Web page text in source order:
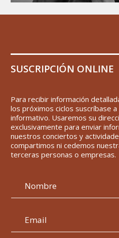
SUSCRIPCIÓN ONLINE
Para recibir información
los próximos ciclos suscríbase
informativo. Usaremos su
exclusivamente para enviar
nuestros conciertos y
compartimos ni cedemos
terceras personas o empresas.